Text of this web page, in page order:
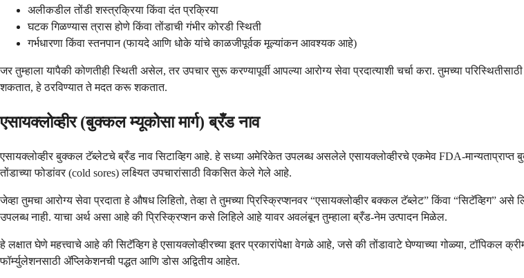
अलीकडील तोंडी शस्त्रक्रिया किंवा दंत प्रक्रिया
घटक गिळण्यास त्रास होणे किंवा तोंडाची गंभीर कोरडी स्थिती
गर्भधारणा किंवा स्तनपान (फायदे आणि धोके यांचे काळजीपूर्वक मूल्यांकन आवश्यक आहे)
जर तुम्हाला यापैकी कोणतीही स्थिती असेल, तर उपचार सुरू करण्यापूर्वी आपल्या आरोग्य सेवा प्रदात्याशी चर्चा करा. तुमच्या
शकतात, हे ठरविण्यात ते मदत करू शकतात.
एसायक्लोव्हीर (बुक्कल म्यूकोसा मार्ग) ब्रँड नाव
एसायक्लोव्हीर बुक्कल टॅब्लेटचे ब्रँड नाव सिटाव्हिग आहे. हे सध्या अमेरिकेत उपलब्ध असलेले एसायक्लोव्हीरचे एकमेव FDA-मान्यताप्राप्त
तोंडाच्या फोडांवर (cold sores) लक्ष्यित उपचारांसाठी विकसित केले गेले आहे.
जेव्हा तुमचा आरोग्य सेवा प्रदाता हे औषध लिहितो, तेव्हा ते तुमच्या प्रिस्क्रिप्शनवर “एसायक्लोव्हीर बक्कल टॅब्लेट” किंवा “सिटॅव्हिग”
उपलब्ध नाही. याचा अर्थ असा आहे की प्रिस्क्रिप्शन कसे लिहिले आहे यावर अवलंबून तुम्हाला ब्रँड-नेम उत्पादन मिळेल.
हे लक्षात घेणे महत्त्वाचे आहे की सिटॅव्हिग हे एसायक्लोव्हीरच्या इतर प्रकारांपेक्षा वेगळे आहे, जसे की तोंडावाटे घेण्याच्या गोळ्या,
फॉर्म्युलेशनसाठी ॲप्लिकेशनची पद्धत आणि डोस अद्वितीय आहेत.